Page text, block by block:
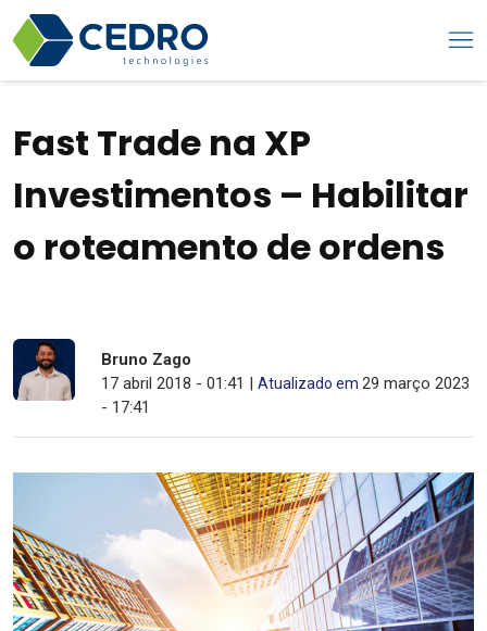
Fast Trade na XP
Investimentos – Habilitar
o roteamento de ordens
Bruno Zago
17 abril 2018 - 01:41 | Atualizado em 29 março 2023
- 17:41